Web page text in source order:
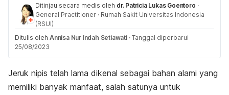
Ditinjau secara medis oleh dr. Patricia Lukas Goentoro ·
General Practitioner · Rumah Sakit Universitas Indonesia
(RSUI)
Ditulis oleh Annisa Nur Indah Setiawati · Tanggal diperbarui
25/08/2023
Jeruk nipis telah lama dikenal sebagai bahan alami yang
memiliki banyak manfaat, salah satunya untuk